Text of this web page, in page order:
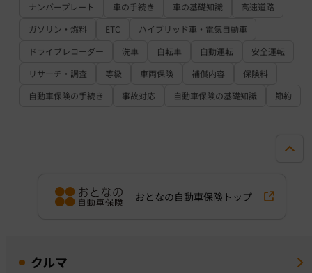
ナンバープレート
車の手続き 車の基礎知識
高速道路
ガソリン・燃料
ETC
ハイブリッド車・電気自動車
ドライブレコーダー
洗車 自転車 自動運転
安全運転
リサーチ・調査
等級 車両保険 補償内容
保険料
自動車保険の手続き
事故対応 自動車保険の基礎知識 節約
おとなの自動車保険トップ
クルマ